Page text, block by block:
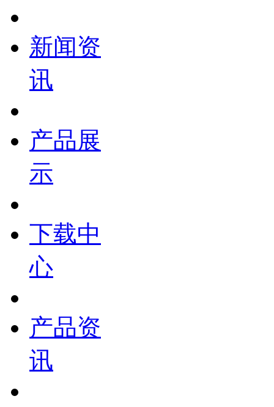
新闻资
讯
产品展
示
下载中
心
产品资
讯